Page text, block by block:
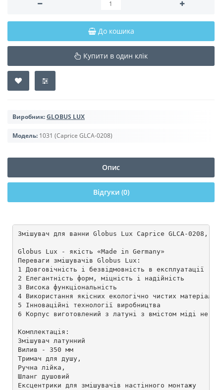
До кошика
Купити в один клік
Виробник:GLOBUS LUX
Модель: 1031 (Caprice GLCA-0208)
Опис
Відгуки (0)
Змішувач для ванни Globus Lux Caprice GLCA-0208, L-
Globus Lux - якість «Made in Germany»
Переваги змішувачів Globus Lux:
1 Довговічність і безвідмовність в експлуатації
2 Елегантність форм, міцність і надійність
3 Висока функціональність
4 Використання якісних екологічно чистих матеріалів
5 Інноваційні технології виробництва
6 Корпус виготовлений з латуні з вмістом міді не
Комплектація:
Змішувач латунний
Вилив - 350 мм
Тримач для душу,
Ручна лійка,
Шланг душовий
Ексцентрики для змішувачів настінного монтажу